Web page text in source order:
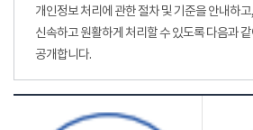
개인정보 처리에 관한 절차 및 기준을 안내하
신속하고 원활하게 처리할 수 있도록 다음과
공개합니다.